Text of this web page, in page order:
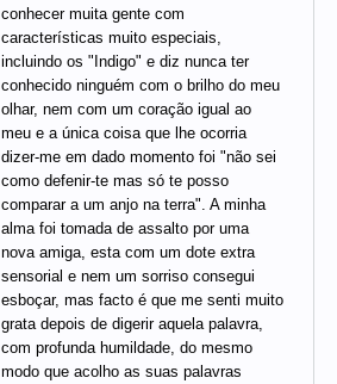
conhecer muita gente com
características muito especiais,
incluindo os "Indigo" e diz nunca ter
conhecido ninguém com o brilho do meu
olhar, nem com um coração igual ao
meu e a única coisa que lhe ocorria
dizer-me em dado momento foi "não sei
como defenir-te mas só te posso
comparar a um anjo na terra". A minha
alma foi tomada de assalto por uma
nova amiga, esta com um dote extra
sensorial e nem um sorriso consegui
esboçar, mas facto é que me senti muito
grata depois de digerir aquela palavra,
com profunda humildade, do mesmo
modo que acolho as suas palavras